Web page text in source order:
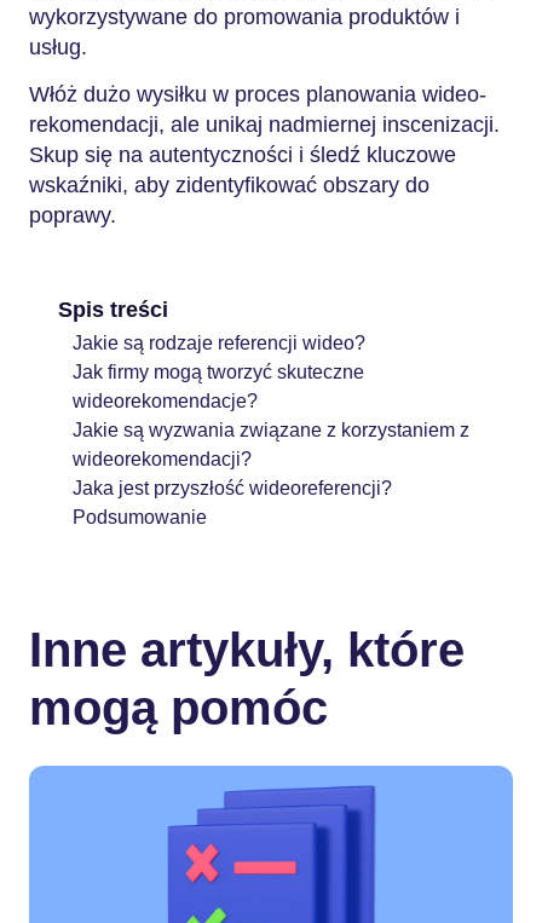
wykorzystywane do promowania produktów i
usług.
Włóż dużo wysiłku w proces planowania wideo-
rekomendacji, ale unikaj nadmiernej inscenizacji.
Skup się na autentyczności i śledź kluczowe
wskaźniki, aby zidentyfikować obszary do
poprawy.
Spis treści
Jakie są rodzaje referencji wideo?
Jak firmy mogą tworzyć skuteczne
wideorekomendacje?
Jakie są wyzwania związane z korzystaniem z
wideorekomendacji?
Jaka jest przyszłość wideoreferencji?
Podsumowanie
Inne artykuły, które
mogą pomóc